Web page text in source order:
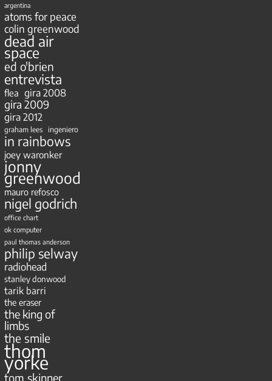
argentina
atoms for peace
colin greenwood
dead air
space
ed o'brien
entrevista
flea gira 2008
gira 2009
gira 2012
graham lees ingeniero
in rainbows
joey waronker
jonny
greenwood
mauro refosco
nigel godrich
office chart
ok computer
paul thomas anderson
philip selway
radiohead
stanley donwood
tarik barri
the eraser
the king of
limbs
the smile
thom
yorke
tom skinner